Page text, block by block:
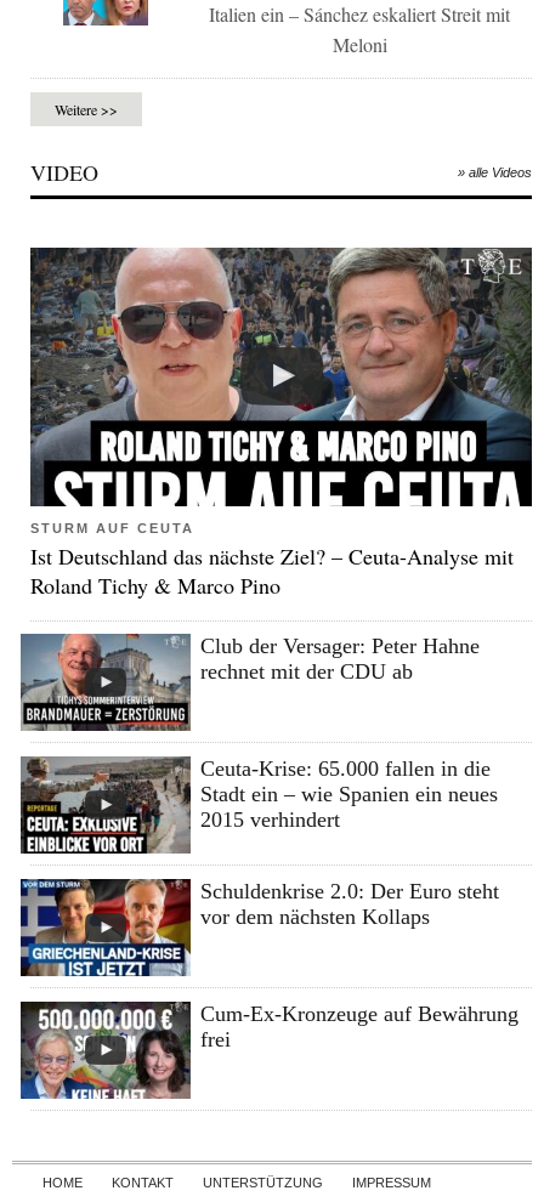
Italien ein – Sánchez eskaliert Streit mit
Meloni
Weitere >>
VIDEO » alle Videos
STURM AUF CEUTA
Ist Deutschland das nächste Ziel? – Ceuta-Analyse mit
Roland Tichy & Marco Pino
Club der Versager: Peter Hahne
rechnet mit der CDU ab
Ceuta-Krise: 65.000 fallen in die
Stadt ein – wie Spanien ein neues
2015 verhindert
Schuldenkrise 2.0: Der Euro steht
vor dem nächsten Kollaps
Cum-Ex-Kronzeuge auf Bewährung
frei
Skip to content
HOME KONTAKT UNTERSTÜTZUNG IMPRESSUM